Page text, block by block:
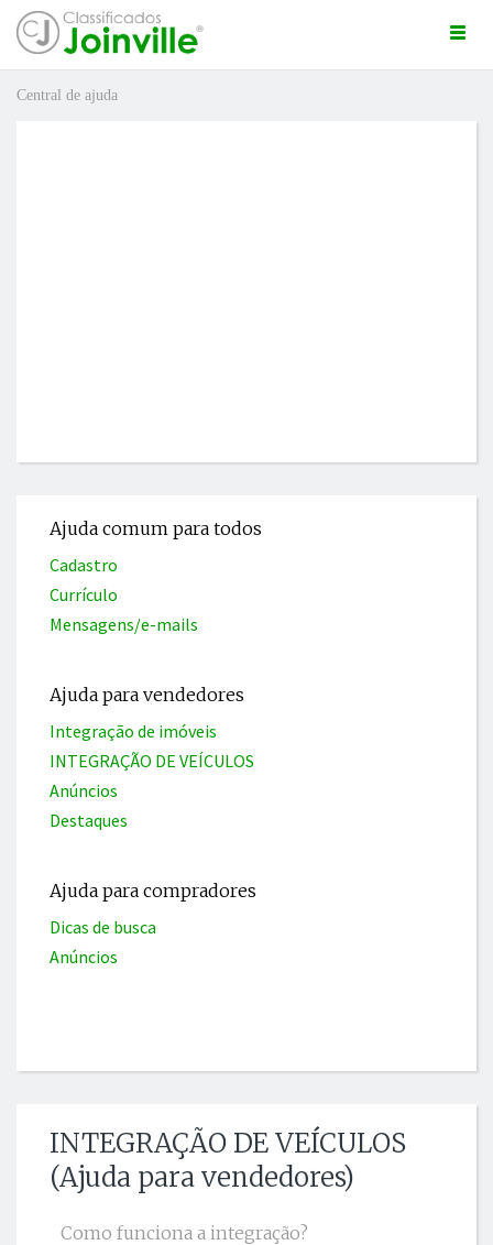
Central de ajuda
Ajuda comum para todos
Cadastro
Currículo
Mensagens/e-mails
Ajuda para vendedores
Integração de imóveis
INTEGRAÇÃO DE VEÍCULOS
Anúncios
Destaques
Ajuda para compradores
Dicas de busca
Anúncios
INTEGRAÇÃO DE VEÍCULOS
(Ajuda para vendedores)
Como funciona a integração?